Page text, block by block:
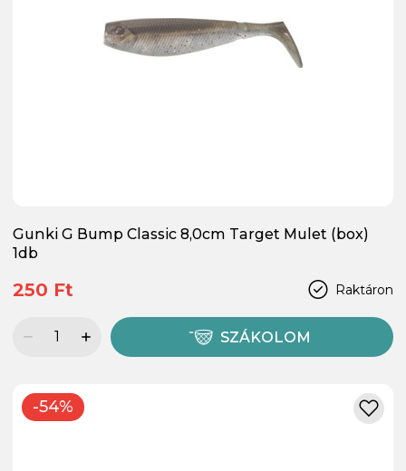
Gunki G Bump Classic 8,0cm Target Mulet (box)
1db
Raktáron
250 Ft
SZÁKOLOM
-54%